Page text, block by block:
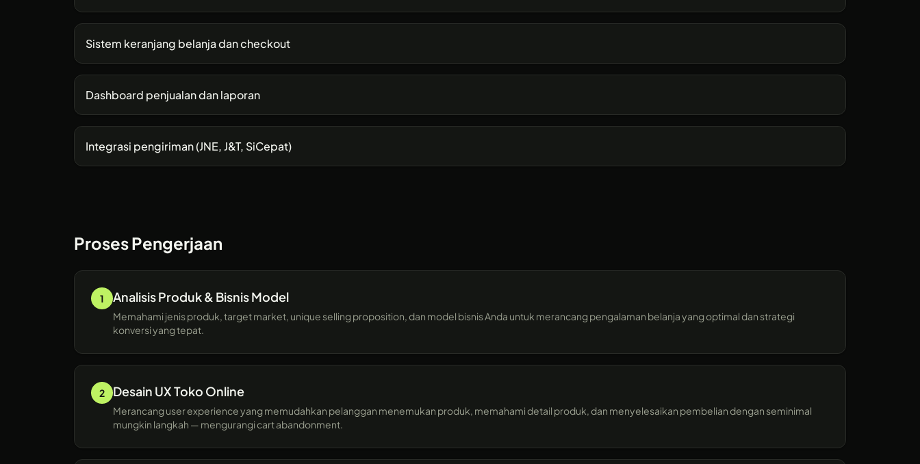
Sistem keranjang belanja dan checkout
Dashboard penjualan dan laporan
Integrasi pengiriman (JNE, J&T, SiCepat)
Proses Pengerjaan
1 Analisis Produk & Bisnis Model
Memahami jenis produk, target market, unique selling proposition, dan model bisnis Anda untuk merancang pengalaman belanja yang optimal dan strategi
konversi yang tepat.
2 Desain UX Toko Online
Merancang user experience yang memudahkan pelanggan menemukan produk, memahami detail produk, dan menyelesaikan pembelian dengan seminimal
mungkin langkah — mengurangi cart abandonment.